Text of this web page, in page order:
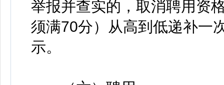
举报并查实的，取消聘用资
须满70分）从高到低递补一
示。